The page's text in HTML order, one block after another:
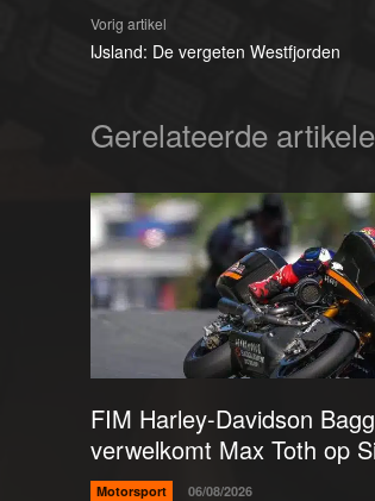
Vorig artikel
IJsland: De vergeten Westfjorden
Gerelateerde
FIM Harley-Davidson
verwelkomt Max Toth op
Motorsport 06/08/2026